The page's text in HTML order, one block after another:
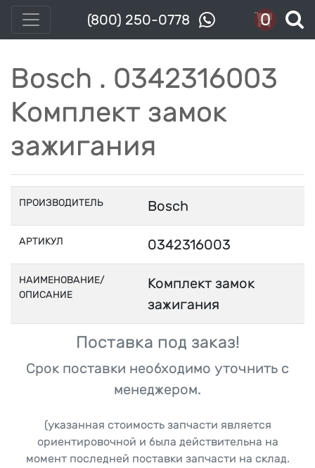
(800) 250-0778 0
Bosch . 0342316003
Комплект замок
зажигания
ПРОИЗВОДИТЕЛЬ Bosch
АРТИКУЛ 0342316003
НАИМЕНОВАНИЕ/
ОПИСАНИЕ
Комплект замок
зажигания
Поставка под заказ!
Срок поставки необходимо уточнить с
менеджером.
(указанная стоимость запчасти является
ориентировочной и была действительна на
момент последней поставки запчасти на склад.